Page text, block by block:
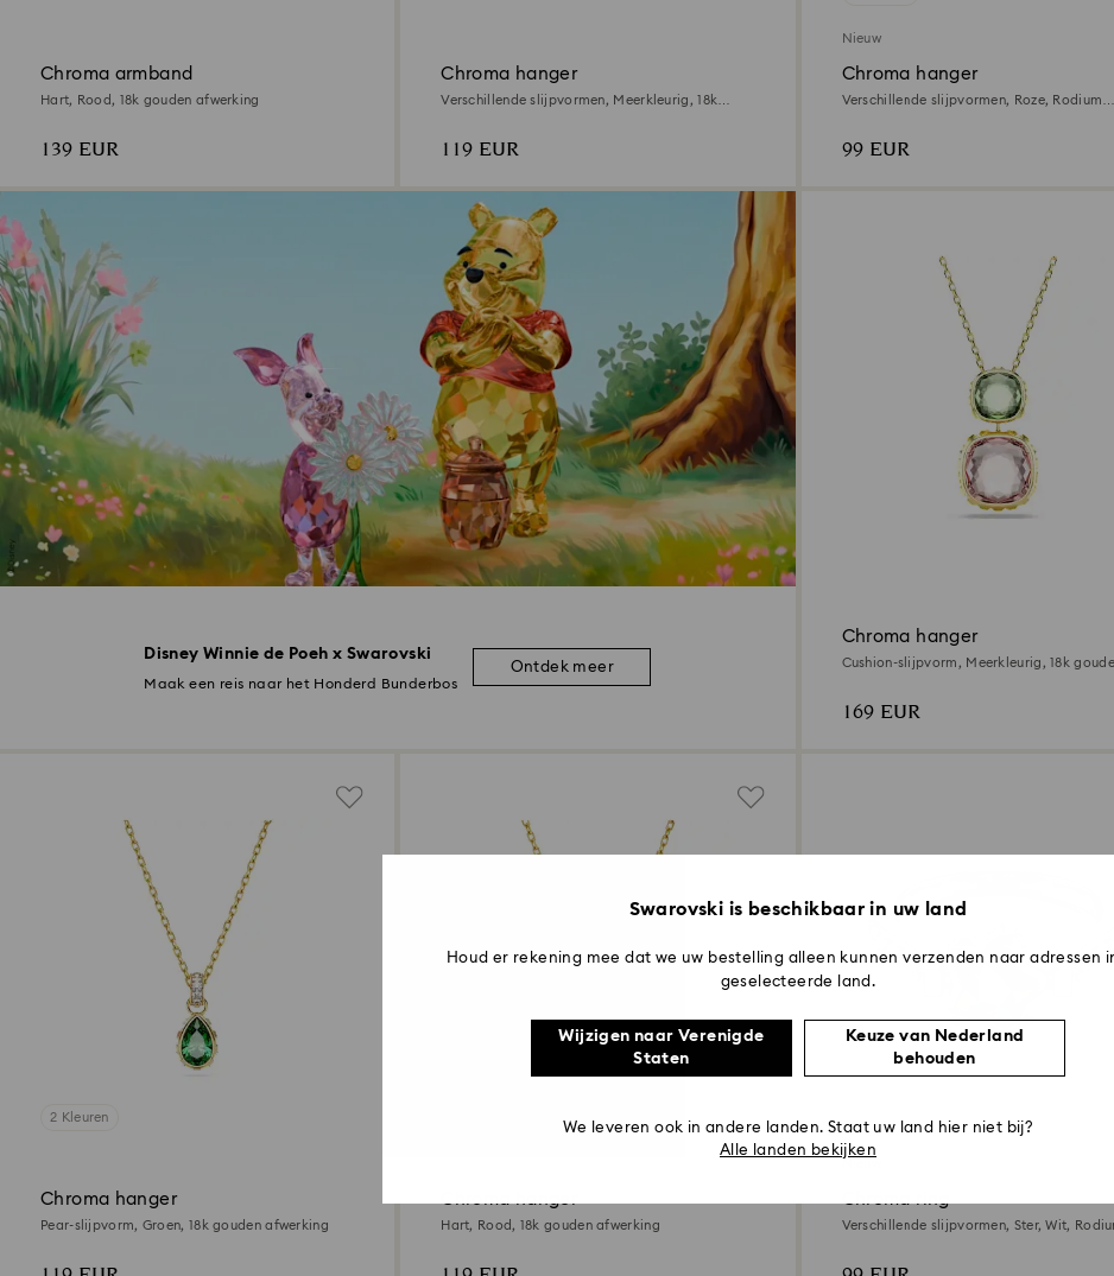
Disney Winnie de Poeh x Swarovski
Maak een reis naar het Honderd Bunderbos
Ontdek meer
Chroma armband
Hart, Rood, ‎18k gouden afwerking
139 EUR
Chroma hanger
Verschillende slijpvormen, Meerkleurig, ‎18k
119 EUR
Nieuw
Chroma hanger
Verschillende slijpvormen, Roze, Rodium
99 EUR
Chroma hanger
Cushion-slijpvorm, Meerkleurig, ‎18k
169 EUR
2 Kleuren
Chroma hanger
Pear-slijpvorm, Groen, ‎18k gouden afwerking
Chroma hanger
Hart, Rood, ‎18k gouden afwerking
Chroma ring
Verschillende slijpvormen, Ster, Wit,
Swarovski is beschikbaar in uw land
Houd er rekening mee dat we uw bestelling alleen kunnen verzenden naar adressen
geselecteerde land.
Wijzigen naar Verenigde
Staten
Keuze van Nederland
behouden
We leveren ook in andere landen. Staat uw land hier niet bij?
Alle landen bekijken